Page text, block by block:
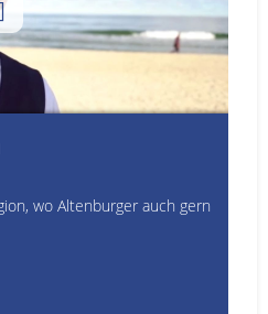
wo Altenburger auch gern